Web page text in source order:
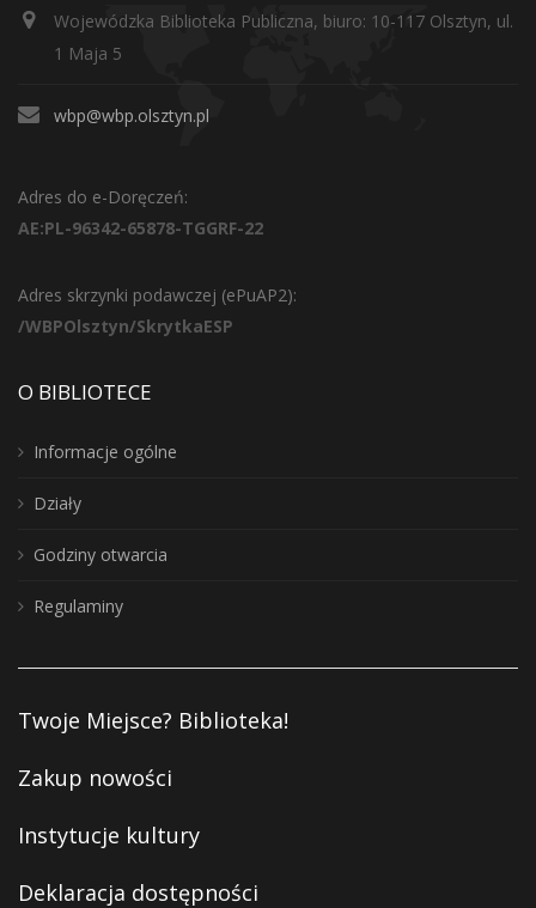
Wojewódzka Biblioteka Publiczna, biuro: 10-117 Olsztyn, ul.
1 Maja 5
wbp@wbp.olsztyn.pl
Adres do e-Doręczeń:
AE:PL-96342-65878-TGGRF-22
Adres skrzynki podawczej (ePuAP2):
/WBPOlsztyn/SkrytkaESP
O BIBLIOTECE
Informacje ogólne
Działy
Godziny otwarcia
Regulaminy
Twoje Miejsce? Biblioteka!
Zakup nowości
Instytucje kultury
Deklaracja dostępności